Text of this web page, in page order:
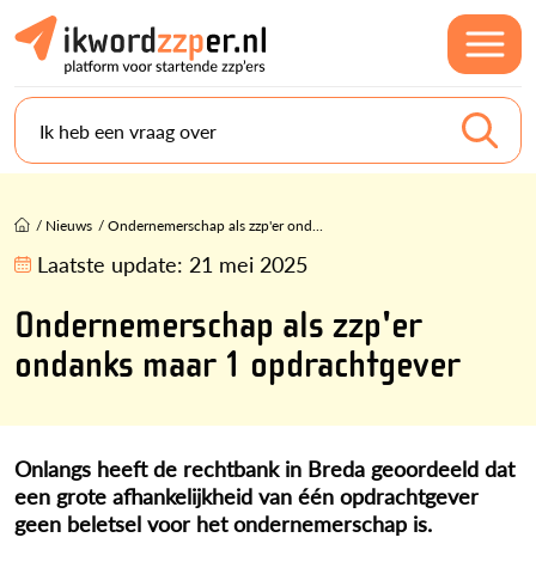
Ik heb een vraag over
/ Nieuws /Ondernemerschap als zzp'er ond...
Laatste update: 21 mei 2025
Ondernemerschap als zzp'er
ondanks maar 1 opdrachtgever
Onlangs heeft de rechtbank in Breda geoordeeld dat
een grote afhankelijkheid van één opdrachtgever
geen beletsel voor het ondernemerschap is.